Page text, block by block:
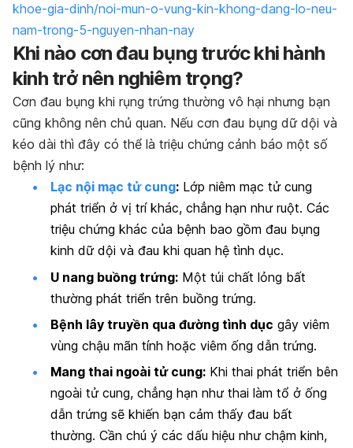
khoe-gia-dinh/noi-mun-o-vung-kin-khong-dang-lo-neu-
nam-trong-5-nguyen-nhan-nay
Khi nào cơn đau bụng trước khi hành
kinh trở nên nghiêm trọng?
Cơn đau bụng khi rụng trứng thường vô hại nhưng bạn
cũng không nên chủ quan. Nếu cơn đau bụng dữ dội và
kéo dài thì đây có thể là triệu chứng cảnh báo một số
bệnh lý như:
Lạc nội mạc tử cung: Lớp niêm mạc tử cung
phát triển ở vị trí khác, chẳng hạn như ruột. Các
triệu chứng khác của bệnh bao gồm đau bụng
kinh dữ dội và đau khi quan hệ tình dục.
U nang buồng trứng: Một túi chất lỏng bất
thường phát triển trên buồng trứng.
Bệnh lây truyền qua đường tình dục gây viêm
vùng chậu mãn tính hoặc viêm ống dẫn trứng.
Mang thai ngoài tử cung: Khi thai phát triển bên
ngoài tử cung, chẳng hạn như thai làm tổ ở ống
dẫn trứng sẽ khiến bạn cảm thấy đau bất
thường. Cần chú ý các dấu hiệu như chậm kinh,